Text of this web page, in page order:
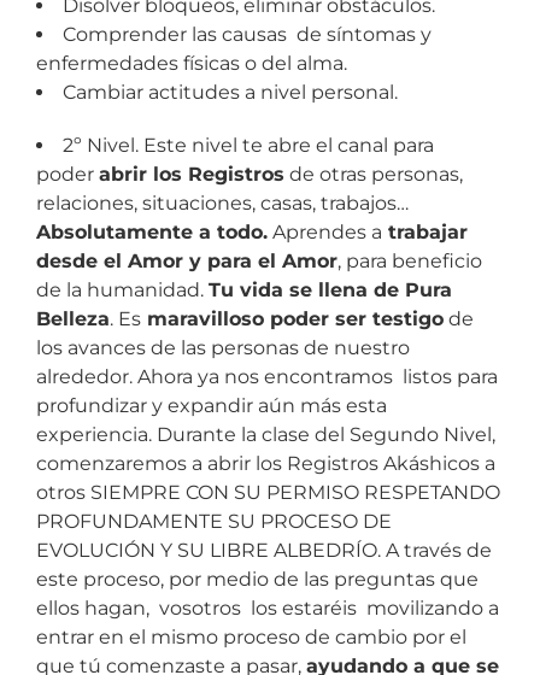
Disolver bloqueos, eliminar obstáculos.
Comprender las causas de síntomas y
enfermedades físicas o del alma.
Cambiar actitudes a nivel personal.
2º Nivel. Este nivel te abre el canal para
poder abrir los Registros de otras personas,
relaciones, situaciones, casas, trabajos…
Absolutamente a todo. Aprendes a trabajar
desde el Amor y para el Amor, para beneficio
de la humanidad. Tu vida se llena de Pura
Belleza. Es maravilloso poder ser testigo de
los avances de las personas de nuestro
alrededor. Ahora ya nos encontramos listos para
profundizar y expandir aún más esta
experiencia. Durante la clase del Segundo Nivel,
comenzaremos a abrir los Registros Akáshicos a
otros SIEMPRE CON SU PERMISO RESPETANDO
PROFUNDAMENTE SU PROCESO DE
EVOLUCIÓN Y SU LIBRE ALBEDRÍO. A través de
este proceso, por medio de las preguntas que
ellos hagan, vosotros los estaréis movilizando a
entrar en el mismo proceso de cambio por el
que tú comenzaste a pasar, ayudando a que se